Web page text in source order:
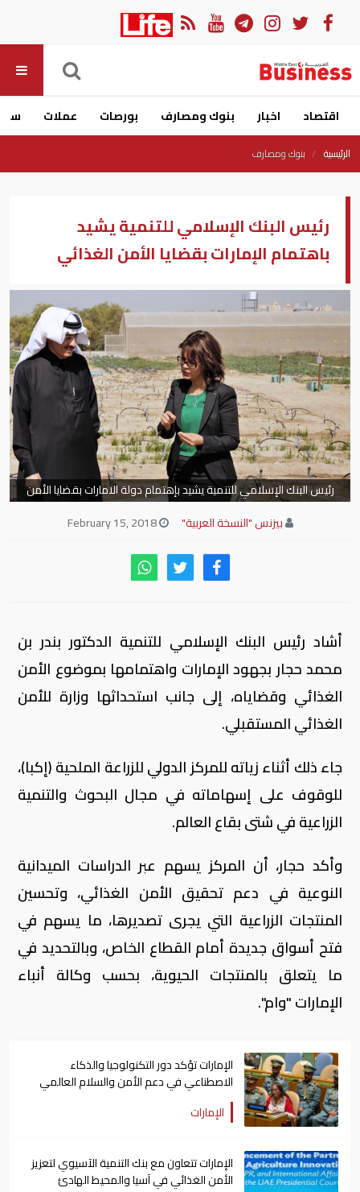
اقتصاد اخبار بنوك ومصارف بورصات عملات
الرئيسية بنوك ومصارف
رئيس البنك الإسلامي للتنمية يشيد
باهتمام الإمارات بقضايا الأمن الغذائي
رئيس البنك الإسلامي للتنمية يشيد بإهتمام دولة الامارات بقضايا الأمن
الغذائي
بيزنس "النسخة العربية" February 15, 2018
أشاد رئيس البنك الإسلامي للتنمية الدكتور بندر بن
محمد حجار بجهود الإمارات واهتمامها بموضوع الأمن
الغذائي وقضاياه، إلى جانب استحداثها وزارة للأمن
الغذائي المستقبلي.
جاء ذلك أثناء زياته للمركز الدولي للزراعة الملحية (إكبا)،
للوقوف على إسهاماته في مجال البحوث والتنمية
الزراعية في شتى بقاع العالم.
وأكد حجار، أن المركز يسهم عبر الدراسات الميدانية
النوعية في دعم تحقيق الأمن الغذائي، وتحسين
المنتجات الزراعية التي يجرى تصديرها، ما يسهم في
فتح أسواق جديدة أمام القطاع الخاص، وبالتحديد في
ما يتعلق بالمنتجات الحيوية، بحسب وكالة أنباء
الإمارات "وام".
الإمارات تؤكد دور التكنولوجيا والذكاء
الاصطناعي في دعم الأمن والسلام العالمي
الإمارات
الإمارات تتعاون مع بنك التنمية الآسيوي لتعزيز
الأمن الغذائي في آسيا والمحيط الهادئ